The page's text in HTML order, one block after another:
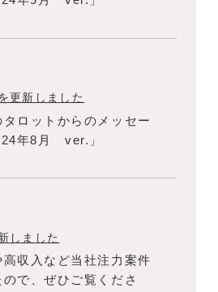
更新しました
タロットからのメッセー
年8月 ver.」
しました
収入など当社注力案件
で、ぜひご覧くださ